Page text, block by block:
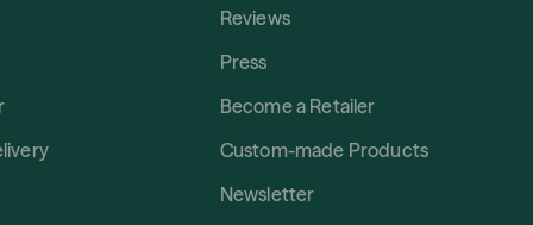
Reviews
Press
Become a Retailer
Custom-made Products
Newsletter